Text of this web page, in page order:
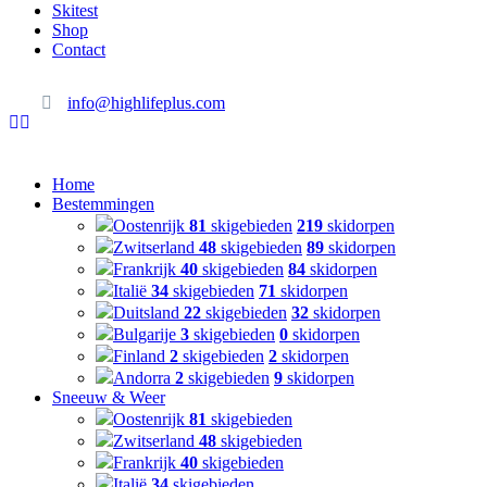
Skitest
Shop
Contact
info@highlifeplus.com
Home
Bestemmingen
Oostenrijk 81 skigebieden 219 skidorpen
Zwitserland 48 skigebieden 89 skidorpen
Frankrijk 40 skigebieden 84 skidorpen
Italië 34 skigebieden 71 skidorpen
Duitsland 22 skigebieden 32 skidorpen
Bulgarije 3 skigebieden 0 skidorpen
Finland 2 skigebieden 2 skidorpen
Andorra 2 skigebieden 9 skidorpen
Sneeuw & Weer
Oostenrijk 81 skigebieden
Zwitserland 48 skigebieden
Frankrijk 40 skigebieden